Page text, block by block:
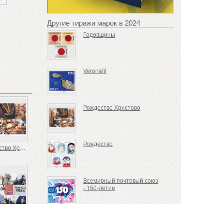
Рождество Христово
Другие тиражи марок в 2024
Годовщины
Veronafil
Рождество Христово
Рождество
Всемирный почтовый союз
- 150-летие